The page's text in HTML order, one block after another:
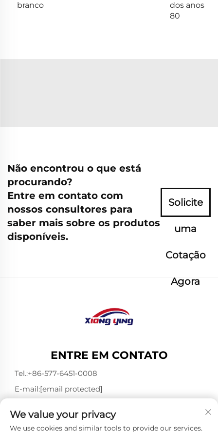
branco
dos anos
80
Não encontrou o que está
procurando?
Entre em contato com
nossos consultores para
saber mais sobre os produtos
disponíveis.
Solicite
uma
Cotação
Agora
ENTRE EM CONTATO
Tel.:+86-577-6451-0008
E-mail:[email protected]
Road, Longgang, Wenzhou, Zhejiang, China 325802
We value your privacy
We use cookies and similar tools to provide our services.